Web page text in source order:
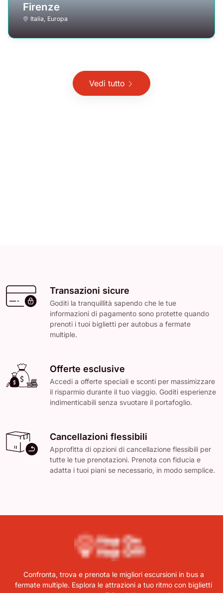
Firenze
Italia, Europa
Vedi tutto
Transazioni sicure
Goditi la tranquillità sapendo che le tue
informazioni di pagamento sono protette quando
prenoti i tuoi biglietti per autobus a fermate
multiple.
Offerte esclusive
Accedi a offerte speciali e sconti per massimizzare
il risparmio durante il tuo viaggio. Goditi esperienze
indimenticabili senza svuotare il portafoglio.
Cancellazioni flessibili
Approfitta di opzioni di cancellazione flessibili per
tutte le tue prenotazioni. Prenota con fiducia e
adatta i tuoi piani se necessario, in modo semplice.
Confronta, trova e prenota le migliori escursioni in bus a
fermate multiple. Esplora le attrazioni a tuo ritmo con biglietti